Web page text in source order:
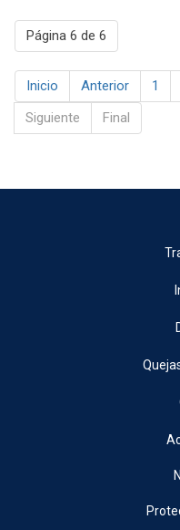
Página 6 de 6
Inicio Anterior 1
Siguiente
Final